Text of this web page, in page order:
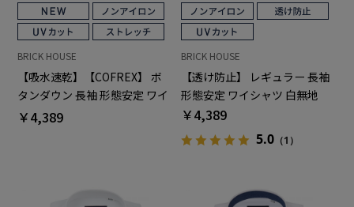
BRICK HOUSE
【吸水速乾】【COFREX】 ボ
タンダウン 長袖 形態安定 ワイ
シャツ
￥4,389
BRICK HOUSE
【透け防止】 レギュラー 長袖
形態安定 ワイシャツ 白無地
￥4,389
5.0 （1）